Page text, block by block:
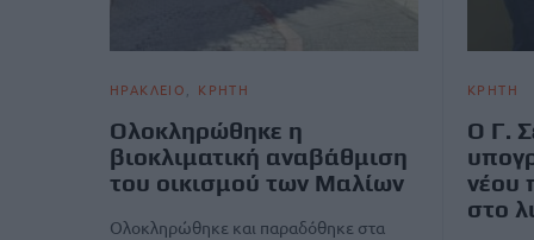
ΗΡΑΚΛΕΙΟ ΚΡΗΤΗ
Ολοκληρώθηκε η
βιοκλιματική αναβάθμιση
του οικισμού των Μαλίων
Ολοκληρώθηκε και παραδόθηκε στα
ΚΡΗΤΗ
Ο Γ.
νέου
στο